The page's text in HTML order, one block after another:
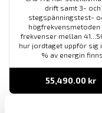
drift samt 3-
stegspänningstest-
frekvenser mellan
hur jordtaget uppför sig
% av energin
55,490.00 kr